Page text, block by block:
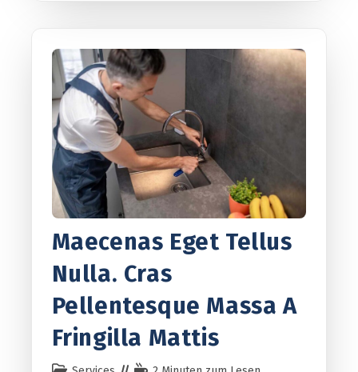
Maecenas Eget Tellus
Nulla. Cras
Pellentesque Massa A
Fringilla Mattis